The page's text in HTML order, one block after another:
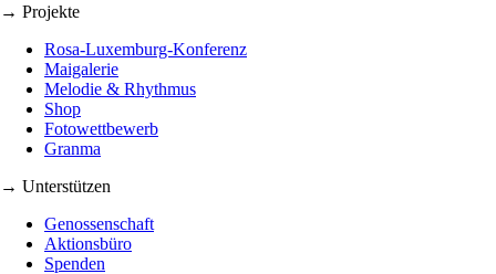
→ Projekte
Rosa-Luxemburg-Konferenz
Maigalerie
Melodie & Rhythmus
Shop
Fotowettbewerb
Granma
→ Unterstützen
Genossenschaft
Aktionsbüro
Spenden